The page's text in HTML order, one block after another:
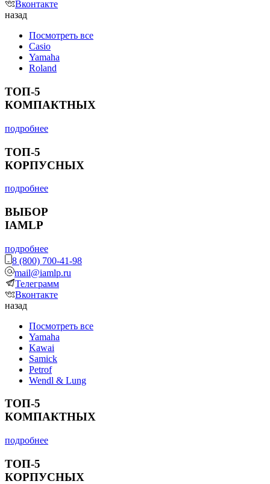
Вконтакте
назад
Посмотреть все
Casio
Yamaha
Roland
ТОП-5
КОМПАКТНЫХ
подробнее
ТОП-5
КОРПУСНЫХ
подробнее
ВЫБОР
IAMLP
подробнее
8 (800) 700-41-98
mail@iamlp.ru
Телеграмм
Вконтакте
назад
Посмотреть все
Yamaha
Kawai
Samick
Petrof
Wendl & Lung
ТОП-5
КОМПАКТНЫХ
подробнее
ТОП-5
КОРПУСНЫХ